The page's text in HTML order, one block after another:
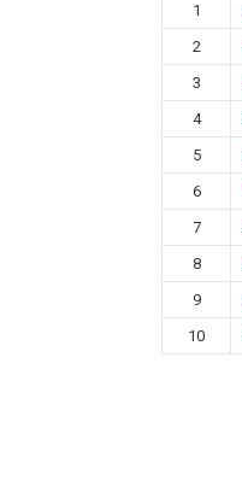
1
2
3
4
5
6
7
8
9
10